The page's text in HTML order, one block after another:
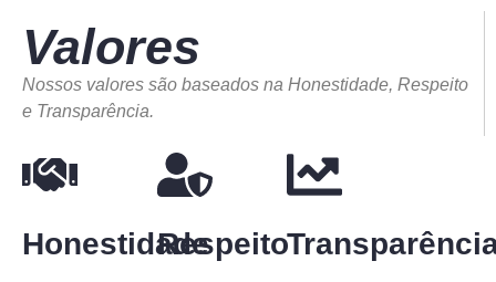
Valores
Nossos valores são baseados na Honestidade, Respeito
e Transparência.
HonestidadeRespeito